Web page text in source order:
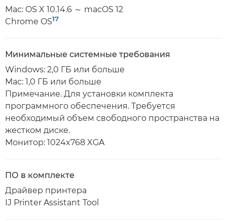
Mac: OS X 10.14.6 ～ macOS 12
Chrome OS17
Минимальные системные требования
Windows: 2,0 ГБ или больше
Mac: 1,0 ГБ или больше
Примечание. Для установки комплекта
программного обеспечения. Требуется
необходимый объем свободного пространства на
жестком диске.
Монитор: 1024x768 XGA
ПО в комплекте
Драйвер принтера
IJ Printer Assistant Tool